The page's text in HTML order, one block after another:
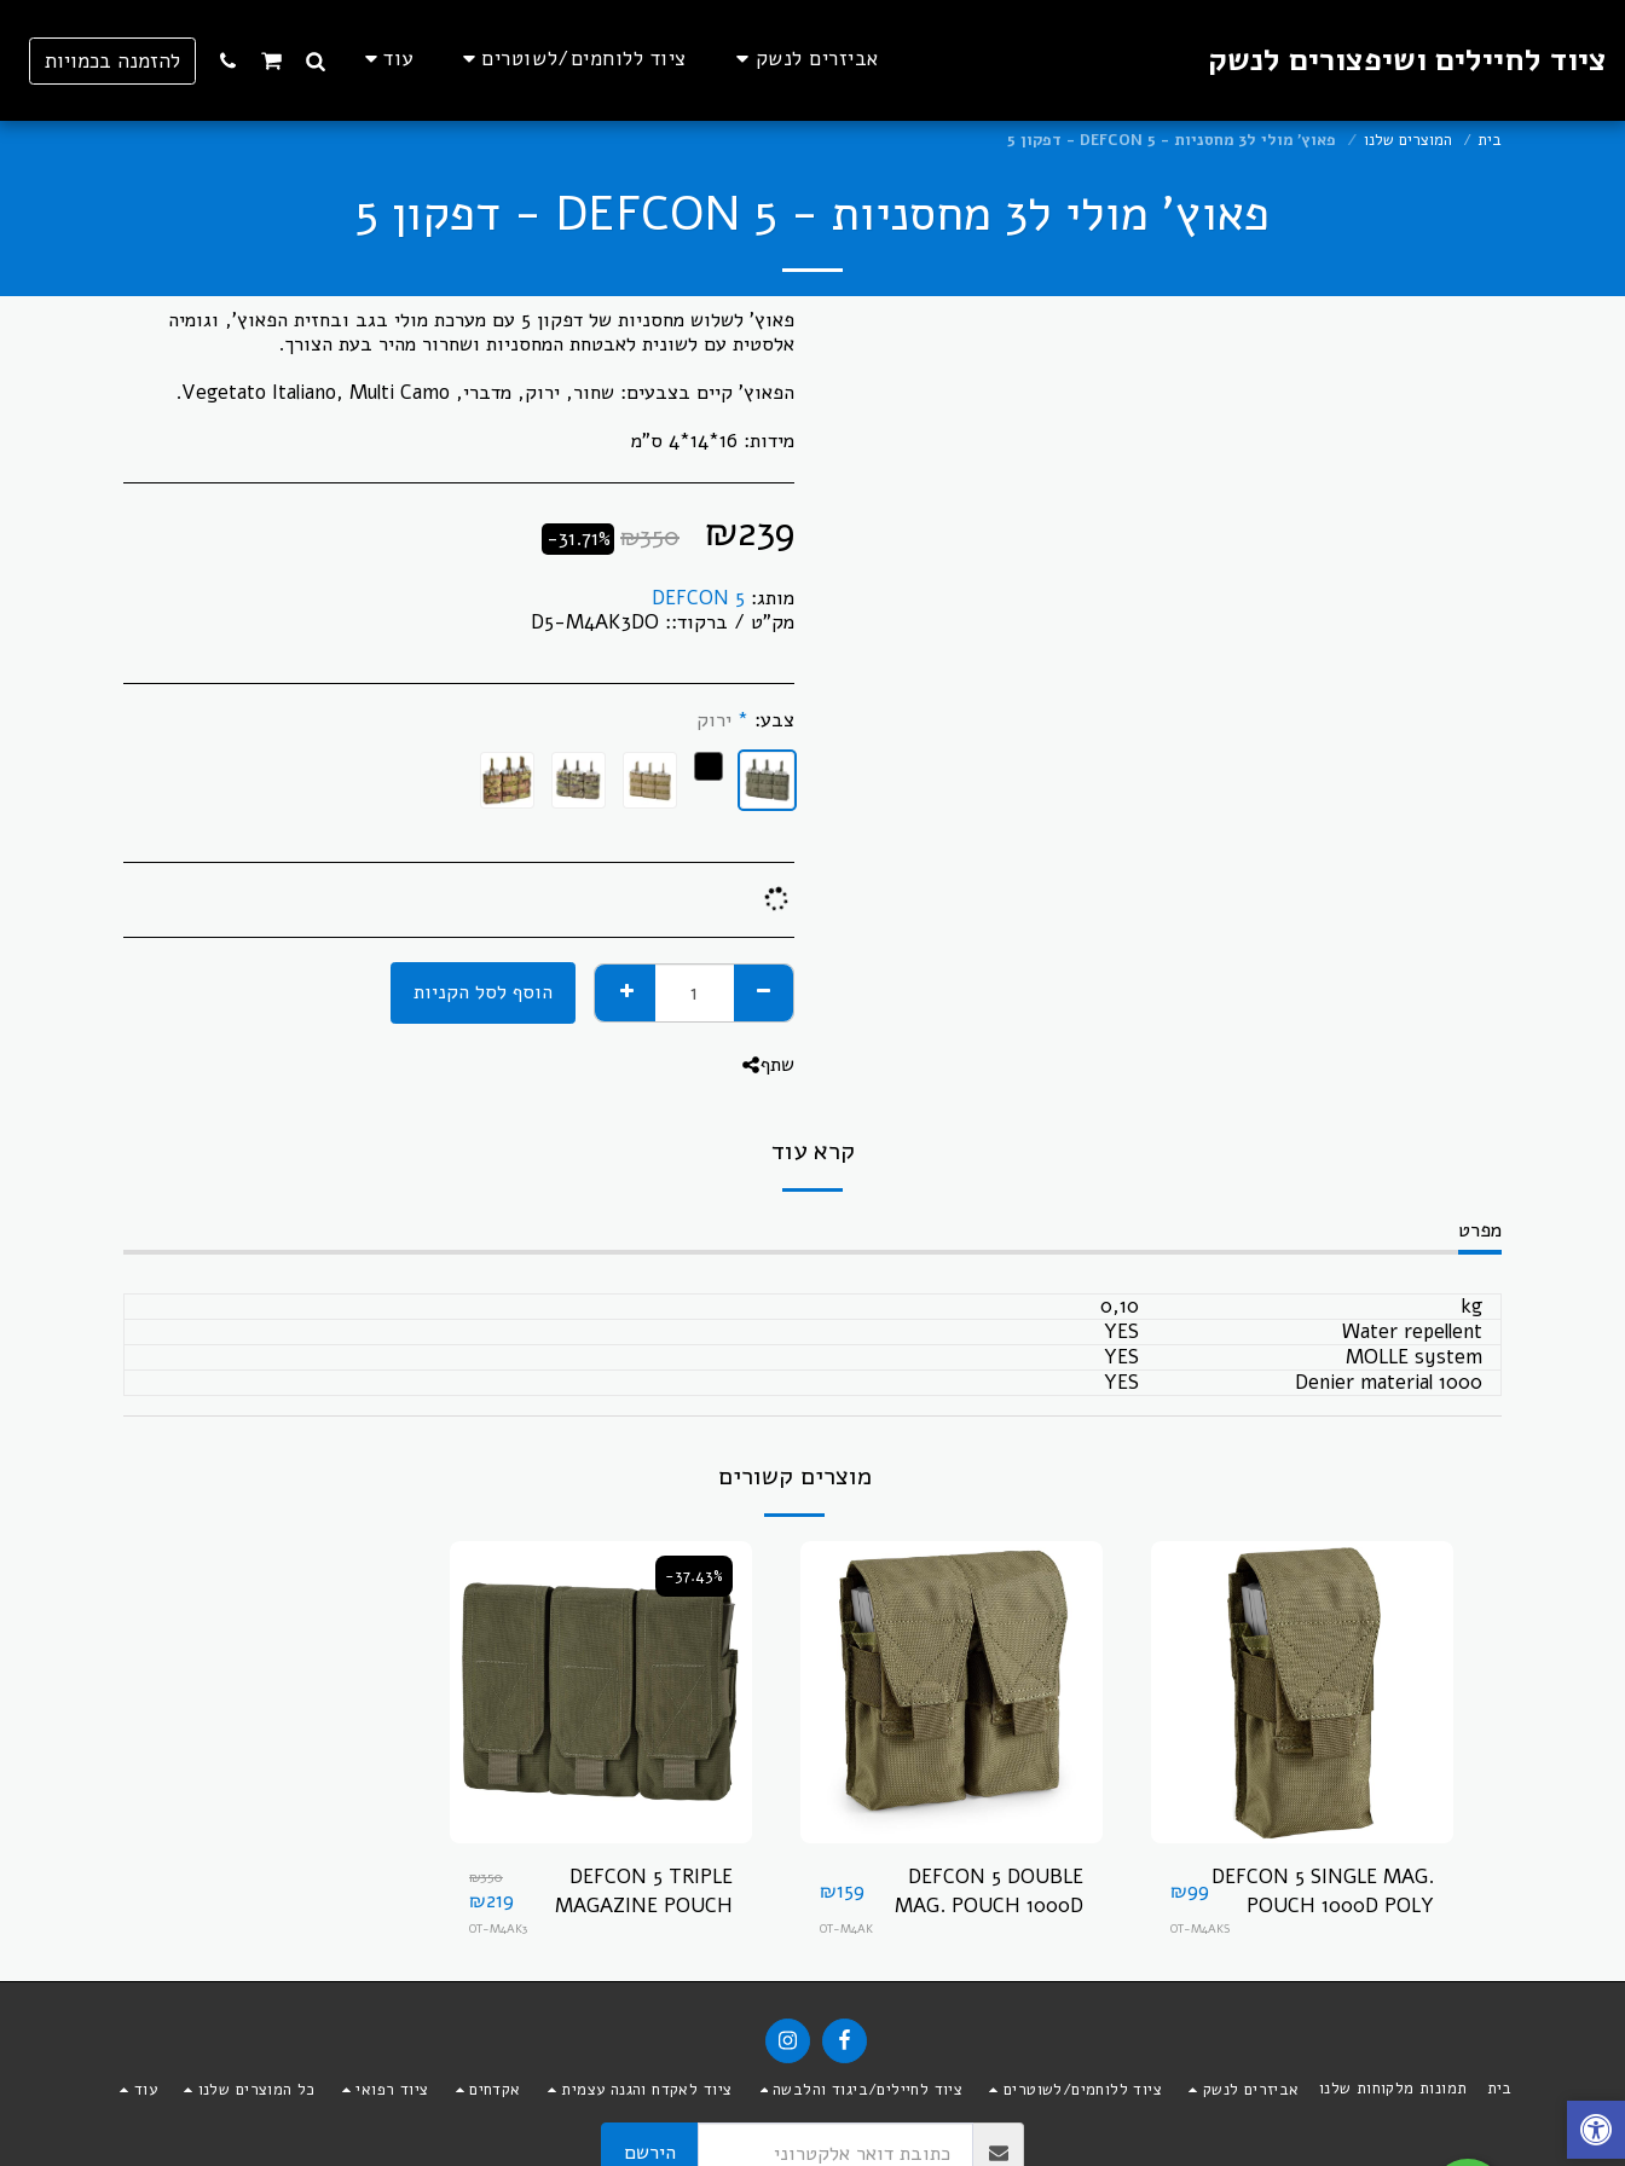
ציוד לחיילים ושיפצורים לנשק אביזרים לנשק ציוד ללוחמים/לשוטרים עוד להזמנה בכמויות
בית המוצרים שלנו פאוץ' מולי ל3 מחסניות - DEFCON 5 - דפקון 5
פאוץ' מולי ל3 מחסניות - DEFCON 5 - דפקון 5
פאוץ' לשלוש מחסניות של דפקון 5 עם מערכת מולי בגב ובחזית הפאוץ', וגומיה
מידות: 16*14*4 ס"מ
₪239
₪350
-31.71%
מותג: DEFCON 5
מק"ט / ברקוד:: D5-M4AK3DO
צבע: * ירוק
הוסף לסל הקניות
שתף
קרא עוד
מפרט
kg
0,10
Water repellent
YES
MOLLE system
YES
1000 Denier material
YES
מוצרים קשורים
DEFCON 5 SINGLE MAG.
POUCH 1000D POLY
₪99
OT-M4AKS
DEFCON 5 DOUBLE
MAG. POUCH 1000D
₪159
OT-M4AK
-37.43%
DEFCON 5 TRIPLE
MAGAZINE POUCH
₪350
₪219
OT-M4AK3
בית תמונות מלקוחות שלנו אביזרים לנשק ציוד ללוחמים/לשוטרים ציוד לחיילים/ביגוד והלבשה ציוד לאקדח והגנה עצמית אקדחים ציוד רפואי כל המוצרים שלנו עוד
הירשם